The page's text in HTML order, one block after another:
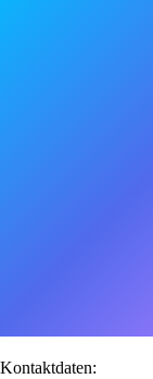
Kontaktdaten: